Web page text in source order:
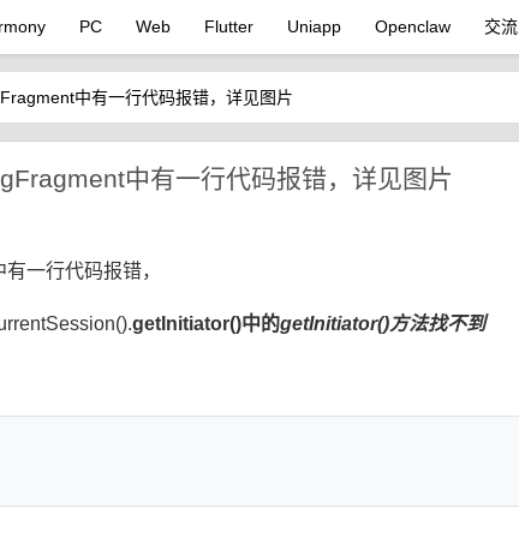
PC Web Flutter Uniapp Openclaw 交流
中有一行代码报错，详见图片
中有一行代码报错，详见图片
一行代码报错，
getInitiator()中的getInitiator()方法找不到